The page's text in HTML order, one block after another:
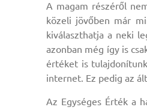
A magam részéről
közeli jövőben már
kiválaszthatja a neki
azonban még így is
értéket is
internet. Ez pedig az
Az Egységes Érték a